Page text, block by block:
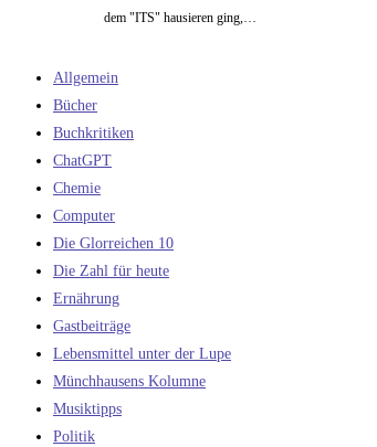
dem "ITS" hausieren ging,…
Allgemein
Bücher
Buchkritiken
ChatGPT
Chemie
Computer
Die Glorreichen 10
Die Zahl für heute
Ernährung
Gastbeiträge
Lebensmittel unter der Lupe
Münchhausens Kolumne
Musiktipps
Politik